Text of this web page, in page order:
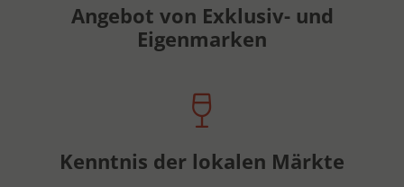
Angebot von Exklusiv- und
Eigenmarken
Kenntnis der lokalen Märkte